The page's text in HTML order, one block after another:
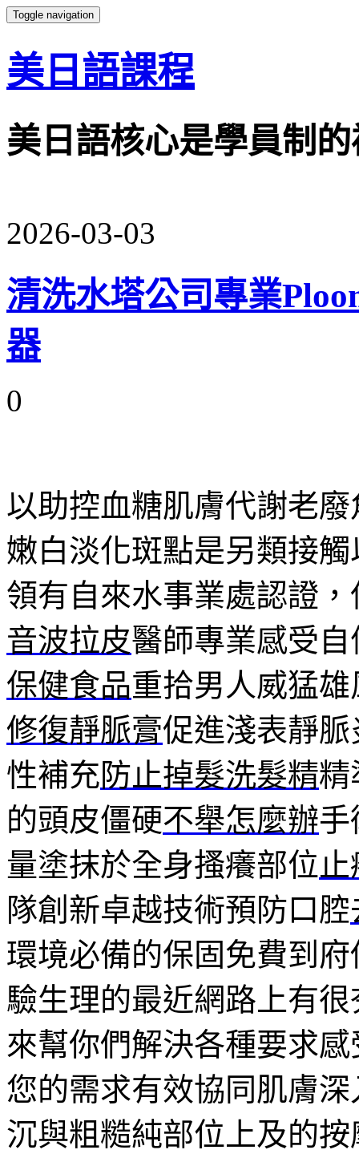
Toggle navigation
美日語課程
美日語核心是學員制
2026-03-03
清洗水塔公司專業
器
0
以助控血糖肌膚代謝老廢
嫩白淡化斑點是另類接
領有自來水事業處認證
音波拉皮醫師專業感受
保健食品重拾男人威猛
修復靜脈膏促進淺表靜
性補充防止掉髮洗髮精精
的頭皮僵硬不舉怎麼辦手
量塗抹於全身搔癢部位
隊創新卓越技術預防口腔
環境必備的保固免費到府
驗生理的最近網路上有很
來幫你們解決各種要求感
您的需求有效協同肌膚深
沉與粗糙純部位上及的